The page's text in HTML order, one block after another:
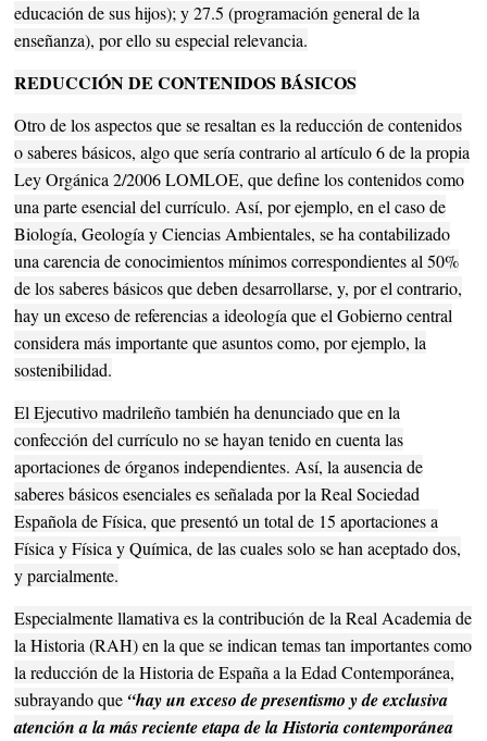
educación de sus hijos); y 27.5 (programación general de la
enseñanza), por ello su especial relevancia.
REDUCCIÓN DE CONTENIDOS BÁSICOS
Otro de los aspectos que se resaltan es la reducción de contenidos
o saberes básicos, algo que sería contrario al artículo 6 de la propia
Ley Orgánica 2/2006 LOMLOE, que define los contenidos como
una parte esencial del currículo. Así, por ejemplo, en el caso de
Biología, Geología y Ciencias Ambientales, se ha contabilizado
una carencia de conocimientos mínimos correspondientes al 50%
de los saberes básicos que deben desarrollarse, y, por el contrario,
hay un exceso de referencias a ideología que el Gobierno central
considera más importante que asuntos como, por ejemplo, la
sostenibilidad.
El Ejecutivo madrileño también ha denunciado que en la
confección del currículo no se hayan tenido en cuenta las
aportaciones de órganos independientes. Así, la ausencia de
saberes básicos esenciales es señalada por la Real Sociedad
Española de Física, que presentó un total de 15 aportaciones a
Física y Física y Química, de las cuales solo se han aceptado dos,
y parcialmente.
Especialmente llamativa es la contribución de la Real Academia de
la Historia (RAH) en la que se indican temas tan importantes como
la reducción de la Historia de España a la Edad Contemporánea,
subrayando que “hay un exceso de presentismo y de exclusiva
atención a la más reciente etapa de la Historia contemporánea